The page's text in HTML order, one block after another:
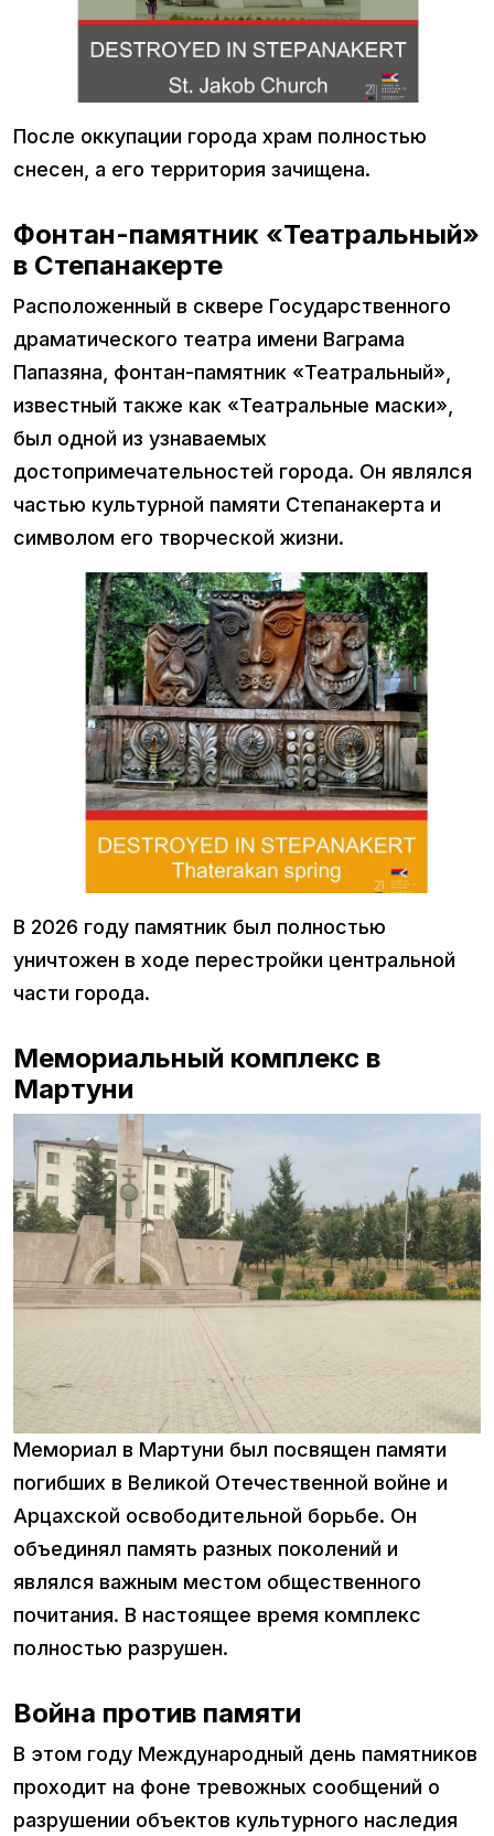
После оккупации города храм полностью
снесен, а его территория зачищена.
Фонтан-памятник «Театральный»
в Степанакерте
Расположенный в сквере Государственного
драматического театра имени Ваграма
Папазяна, фонтан-памятник «Театральный»,
известный также как «Театральные маски»,
был одной из узнаваемых
достопримечательностей города. Он являлся
частью культурной памяти Степанакерта и
символом его творческой жизни.
В 2026 году памятник был полностью
уничтожен в ходе перестройки центральной
части города.
Мемориальный комплекс в
Мартуни
Мемориал в Мартуни был посвящен памяти
погибших в Великой Отечественной войне и
Арцахской освободительной борьбе. Он
объединял память разных поколений и
являлся важным местом общественного
почитания. В настоящее время комплекс
полностью разрушен.
Война против памяти
В этом году Международный день памятников
проходит на фоне тревожных сообщений о
разрушении объектов культурного наследия